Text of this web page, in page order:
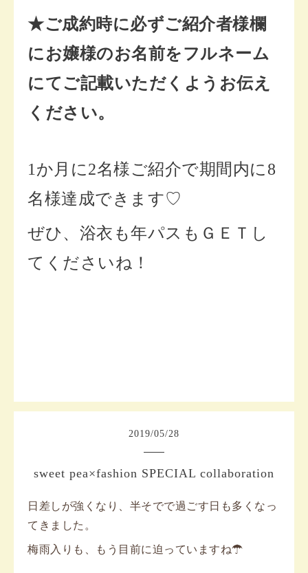
★ご成約時に必ずご紹介者様欄
にお嬢様のお名前をフルネーム
にてご記載いただくようお伝え
ください。
1か月に2名様ご紹介で期間内に8
名様達成できます♡
ぜひ、浴衣も年パスもＧＥＴし
てくださいね！
2019/05/28
sweet pea×fashion SPECIAL collaboration
日差しが強くなり、半そでで過ごす日も多くなっ
てきました。
梅雨入りも、もう目前に迫っていますね☂